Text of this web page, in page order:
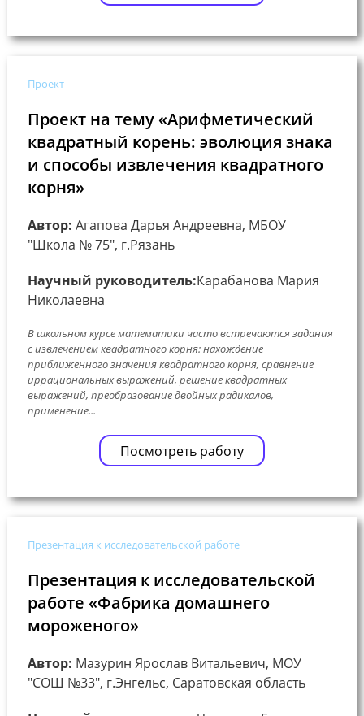
Проект
Проект на тему «Арифметический
квадратный корень: эволюция знака
и способы извлечения квадратного
корня»
Автор: Агапова Дарья Андреевна, МБОУ
"Школа № 75", г.Рязань
Научный руководитель:Карабанова Мария
Николаевна
В школьном курсе математики часто встречаются задания
с извлечением квадратного корня: нахождение
приближенного значения квадратного корня, сравнение
иррациональных выражений, решение квадратных
выражений, преобразование двойных радикалов,
применение...
Посмотреть работу
Презентация к исследовательской работе
Презентация к исследовательской
работе «Фабрика домашнего
мороженого»
Автор: Мазурин Ярослав Витальевич, МОУ
"СОШ №33", г.Энгельс, Саратовская область